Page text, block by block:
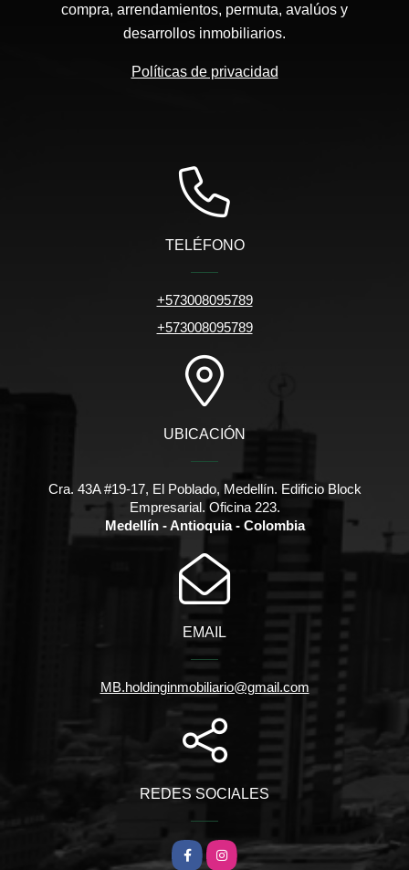
compra, arrendamientos, permuta, avalúos y
desarrollos inmobiliarios.
Políticas de privacidad
TELÉFONO
+573008095789
+573008095789
UBICACIÓN
Cra. 43A #19-17, El Poblado, Medellín. Edificio Block
Empresarial. Oficina 223.
Medellín - Antioquia - Colombia
EMAIL
MB.holdinginmobiliario@gmail.com
REDES SOCIALES
FacebookInstagram